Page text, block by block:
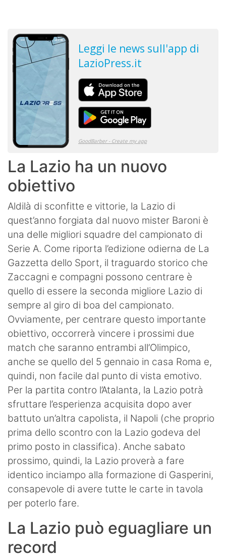
La Lazio ha un nuovo
obiettivo
Aldilà di sconfitte e vittorie, la Lazio di
quest’anno forgiata dal nuovo mister Baroni è
una delle migliori squadre del campionato di
Serie A. Come riporta l’edizione odierna de La
Gazzetta dello Sport, il traguardo storico che
Zaccagni e compagni possono centrare è
quello di essere la seconda migliore Lazio di
sempre al giro di boa del campionato.
Ovviamente, per centrare questo importante
obiettivo, occorrerà vincere i prossimi due
match che saranno entrambi all’Olimpico,
anche se quello del 5 gennaio in casa Roma e,
quindi, non facile dal punto di vista emotivo.
Per la partita contro l’Atalanta, la Lazio potrà
sfruttare l’esperienza acquisita dopo aver
battuto un’altra capolista, il Napoli (che proprio
prima dello scontro con la Lazio godeva del
primo posto in classifica). Anche sabato
prossimo, quindi, la Lazio proverà a fare
identico inciampo alla formazione di Gasperini,
consapevole di avere tutte le carte in tavola
per poterlo fare.
La Lazio può eguagliare un
record